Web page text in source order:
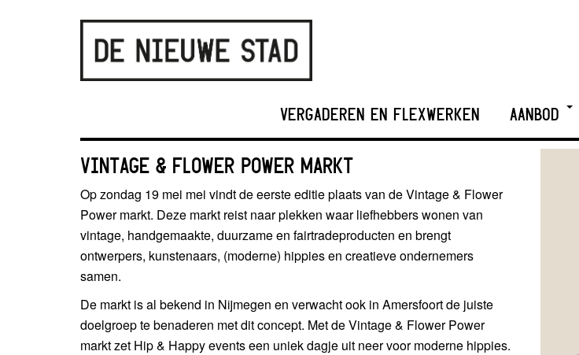
VERGADEREN EN FLEXWERKEN AANBOD
VINTAGE & FLOWER POWER MARKT
Op zondag 19 mei mei vindt de eerste editie plaats van de Vintage & Flower
Power markt. Deze markt reist naar plekken waar liefhebbers wonen van
vintage, handgemaakte, duurzame en fairtradeproducten en brengt
ontwerpers, kunstenaars, (moderne) hippies en creatieve ondernemers
samen.
De markt is al bekend in Nijmegen en verwacht ook in Amersfoort de juiste
doelgroep te benaderen met dit concept. Met de Vintage & Flower Power
markt zet Hip & Happy events een uniek dagje uit neer voor moderne hippies.